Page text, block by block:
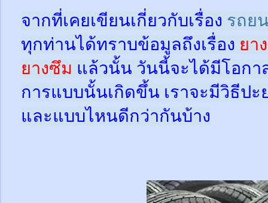
จากที่เคยเขียนเกี่ยวกับเรื่อง รถย
ทุกท่านได้ทราบข้อมูลถึงเรื่อง ยา
ยางซึม แล้วนั้น วันนี้จะได้มีโอกา
การแบบนั้นเกิดขึ้น เราจะมีวิธีปะ
และแบบไหนดีกว่ากันบ้าง